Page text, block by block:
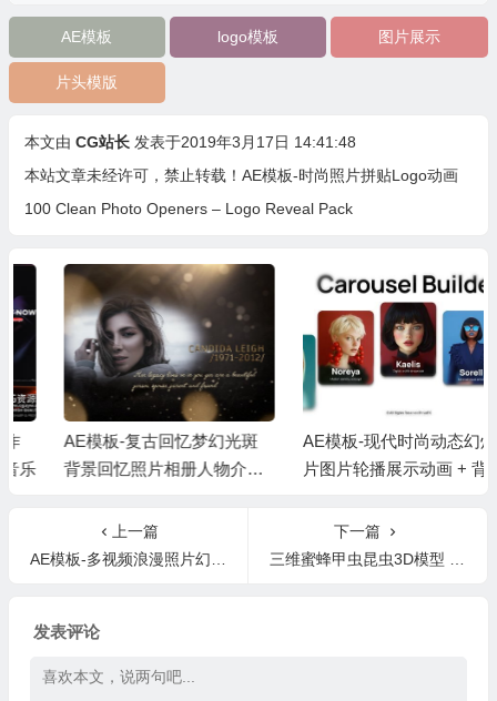
AE模板 logo模板 图片展示
片头模版
本文由 CG站长 发表于2019年3月17日 14:41:48
本站文章未经许可，禁止转载！ AE模板-时尚照片拼贴Logo动画
100 Clean Photo Openers – Logo Reveal Pack
AE模板-复古回忆梦幻光斑
背景回忆照片相册人物介绍
AE模板-现代时尚动态幻灯
片图片轮播展示动画 + 背景
上一篇
AE模板-多视频浪漫照片幻灯片婚礼Logo开场 Multi Video Opener
下一篇
三维蜜蜂甲虫昆虫3D模型 CGTrader – Insects and Beetles Pack
发表评论